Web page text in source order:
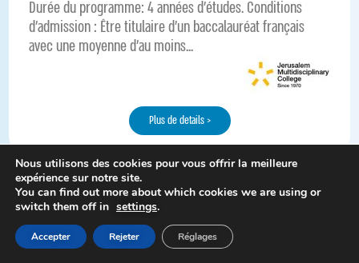
Cliquez pour plus de details >
Durée du programme: 4 années d'études. Conditions
d'admission : Être titulaire d'un baccalauréat français
avec une moyenne d'au moins...
Plus de details >
LICENCE D’INGÉNIERIE/SCIENCES INFORMATIQUES À
Nous utilisons des cookies pour vous offrir la meilleure
expérience sur notre site.
You can find out more about which cookies we are using or
switch them off in settings.
Accepter Rejeter Réglages